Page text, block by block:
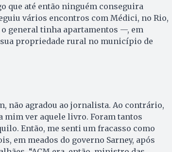
que até então ninguém conseguira
vários encontros com Médici, no Rio,
general tinha apartamentos —, em
sua propriedade rural no município de
não agradou ao jornalista. Ao contrário,
mim ver aquele livro. Foram tantos
Então, me senti um fracasso como
em meados do governo Sarney, após